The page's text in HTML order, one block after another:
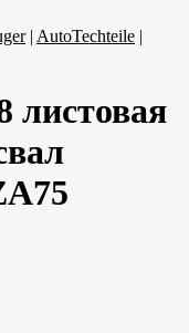
| AutoTechteile |
листовая